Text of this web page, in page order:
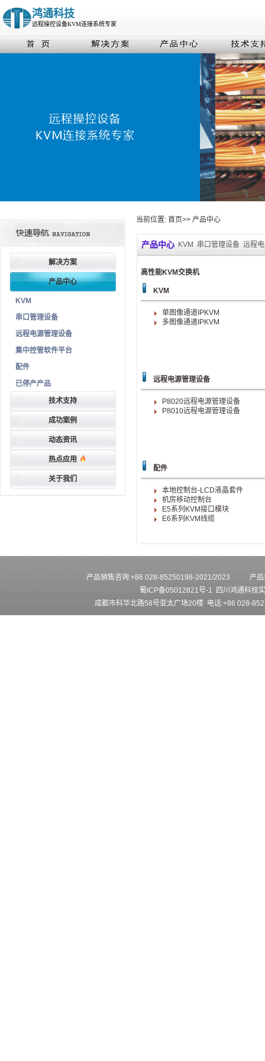
鸿通科技
远程操控设备KVM连接系统专家
解决方案
产品中心
KVM
串口管理设备
远程电源管理设备
集中控管软件平台
配件
已停产产品
技术支持
成功案例
动态资讯
热点应用
关于我们
当前位置: 首页>> 产品中心
产品中心 KVM 串口管理设备 远程
高性能KVM交换机
KVM
单图像通道IPKVM
多图像通道IPKVM
远程电源管理设备
P8020远程电源管理设备
P8010远程电源管理设备
配件
本地控制台-LCD液晶套件
机房移动控制台
E5系列KVM接口模块
E6系列KVM线缆
产品销售咨询:+86 028-85250198-2021/2023
产
蜀ICP备05012821号-1 四川鸿通科技
成都市科华北路58号亚太广场20楼 电话:+86 028-